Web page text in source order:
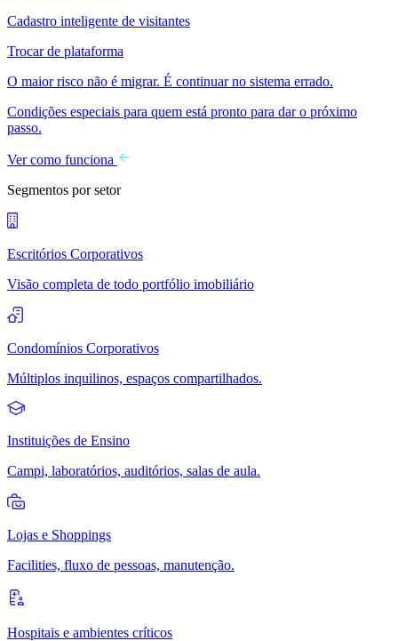
Cadastro inteligente de visitantes
Trocar de plataforma
O maior risco não é migrar. É continuar no sistema errado.
Condições especiais para quem está pronto para dar o próximo
passo.
Ver como funciona
Segmentos por setor
Escritórios Corporativos
Visão completa de todo portfólio imobiliário
Condomínios Corporativos
Múltiplos inquilinos, espaços compartilhados.
Instituições de Ensino
Campi, laboratórios, auditórios, salas de aula.
Lojas e Shoppings
Facilities, fluxo de pessoas, manutenção.
Hospitais e ambientes críticos